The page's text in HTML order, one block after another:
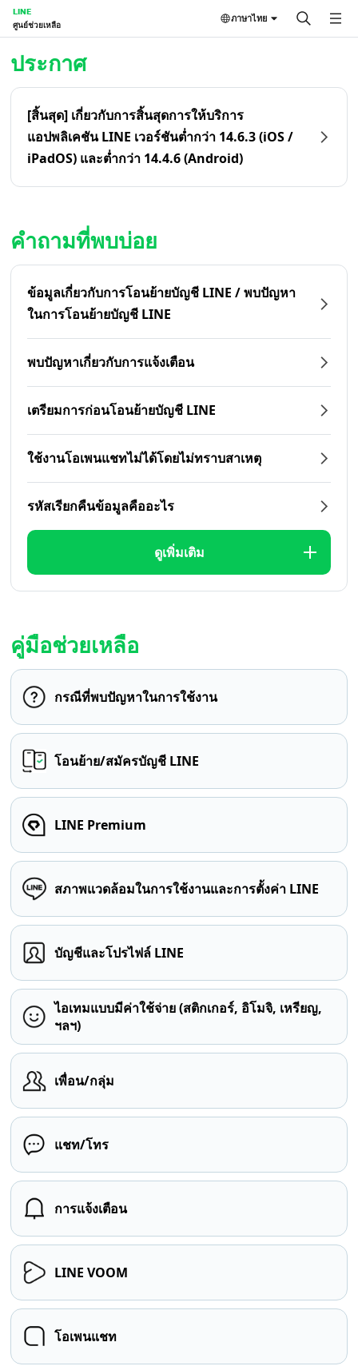
LINE
ศูนย์ช่วยเหลือ
ภาษาไทย
ประกาศ
[สิ้นสุด] เกี่ยวกับการสิ้นสุดการให้บริการ
แอปพลิเคชัน LINE เวอร์ชันต่ำกว่า 14.6.3 (iOS /
iPadOS) และต่ำกว่า 14.4.6 (Android)
คำถามที่พบบ่อย
ข้อมูลเกี่ยวกับการโอนย้ายบัญชี LINE / พบปัญหา
ในการโอนย้ายบัญชี LINE
พบปัญหาเกี่ยวกับการแจ้งเตือน
เตรียมการก่อนโอนย้ายบัญชี LINE
ใช้งานโอเพนแชทไม่ได้โดยไม่ทราบสาเหตุ
รหัสเรียกคืนข้อมูลคืออะไร
ดูเพิ่มเติม
คู่มือช่วยเหลือ
กรณีที่พบปัญหาในการใช้งาน
โอนย้าย/สมัครบัญชี LINE
LINE Premium
สภาพแวดล้อมในการใช้งานและการตั้งค่า LINE
บัญชีและโปรไฟล์ LINE
ไอเทมแบบมีค่าใช้จ่าย (สติกเกอร์, อิโมจิ, เหรียญ,
ฯลฯ)
เพื่อน/กลุ่ม
แชท/โทร
การแจ้งเตือน
LINE VOOM
โอเพนแชท